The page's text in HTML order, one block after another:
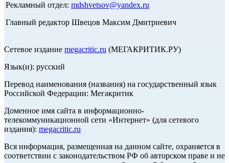
Рекламный отдел: mdshvetsov@yandex.ru
Главный редактор Швецов Максим Дмитриевич
Сетевое издание megacritic.ru (МЕГАКРИТИК.РУ)
Язык(и): русский
Перевод наименования (названия) на государственный язык
Российской Федерации: Мегакритик
Доменное имя сайта в информационно-
телекоммуникационной сети «Интернет» (для сетевого
издания): megacritic.ru
Вся информация, размещенная на данном сайте, охраняется в
соответствии с законодательством РФ об авторском праве и не